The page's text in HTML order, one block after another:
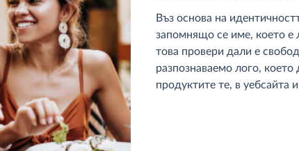
Въз основа на
запомнящо се име, което е
това провери дали е
разпознаваемо лого,
продуктите те, в уебсайта